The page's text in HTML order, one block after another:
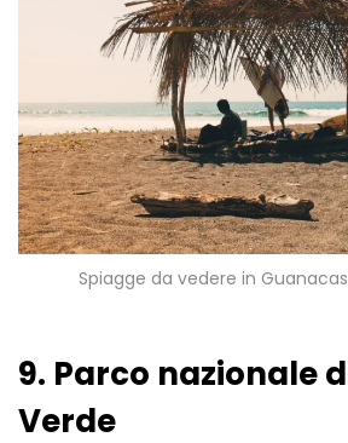
Spiagge da vedere in
9. Parco nazionale
Verde